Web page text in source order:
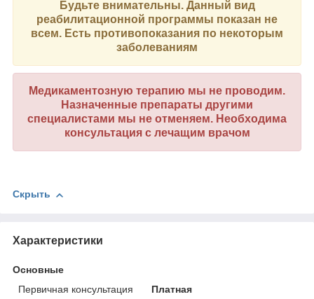
Будьте внимательны. Данный вид
реабилитационной программы показан не
всем. Есть противопоказания по некоторым
заболеваниям
Медикаментозную терапию мы не проводим.
Назначенные препараты другими
специалистами мы не отменяем. Необходима
консультация с лечащим врачом
Скрыть
Характеристики
Основные
Первичная консультация
Платная